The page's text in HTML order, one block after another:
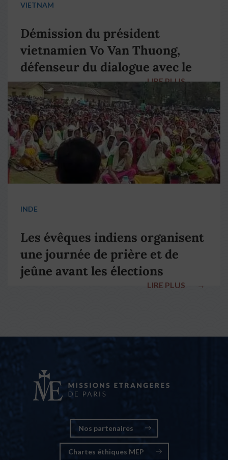
VIETNAM
Démission du président
vietnamien Vo Van Thuong,
défenseur du dialogue avec le
pape François
LIRE PLUS →
INDE
Les évêques indiens organisent
une journée de prière et de
jeûne avant les élections
LIRE PLUS →
Nos partenaires
Chartes éthiques MEP